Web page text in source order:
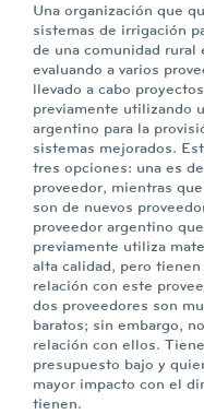
Una organización que
sistemas de irrigación
de una comunidad rural
evaluando a varios
llevado a cabo
previamente utilizando
argentino para la
sistemas mejorados.
tres opciones: una es
proveedor, mientras
son de nuevos
proveedor argentino
previamente utiliza
alta calidad, pero tienen
relación con este
dos proveedores son
baratos; sin embargo,
relación con ellos.
presupuesto bajo y
mayor impacto con el
tienen.